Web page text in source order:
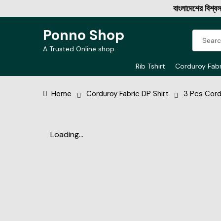
বাংলাদেশের বিশ্বস্ত
Ponno Shop
A Trusted Online shop.
Rib Tshirt Corduroy
Home Corduroy Fabric DP Shirt 3 Pcs
Loading...